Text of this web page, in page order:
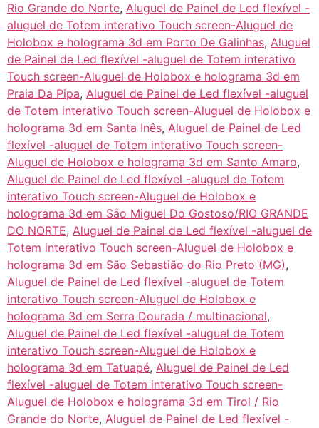
Rio Grande do Norte, Aluguel de Painel de Led flexível -
aluguel de Totem interativo Touch screen-Aluguel de
Holobox e holograma 3d em Porto De Galinhas, Aluguel
de Painel de Led flexível -aluguel de Totem interativo
Touch screen-Aluguel de Holobox e holograma 3d em
Praia Da Pipa, Aluguel de Painel de Led flexível -aluguel
de Totem interativo Touch screen-Aluguel de Holobox e
holograma 3d em Santa Inês, Aluguel de Painel de Led
flexível -aluguel de Totem interativo Touch screen-
Aluguel de Holobox e holograma 3d em Santo Amaro,
Aluguel de Painel de Led flexível -aluguel de Totem
interativo Touch screen-Aluguel de Holobox e
holograma 3d em São Miguel Do Gostoso/RIO GRANDE
DO NORTE, Aluguel de Painel de Led flexível -aluguel de
Totem interativo Touch screen-Aluguel de Holobox e
holograma 3d em São Sebastião do Rio Preto (MG),
Aluguel de Painel de Led flexível -aluguel de Totem
interativo Touch screen-Aluguel de Holobox e
holograma 3d em Serra Dourada / multinacional,
Aluguel de Painel de Led flexível -aluguel de Totem
interativo Touch screen-Aluguel de Holobox e
holograma 3d em Tatuapé, Aluguel de Painel de Led
flexível -aluguel de Totem interativo Touch screen-
Aluguel de Holobox e holograma 3d em Tirol / Rio
Grande do Norte, Aluguel de Painel de Led flexível -